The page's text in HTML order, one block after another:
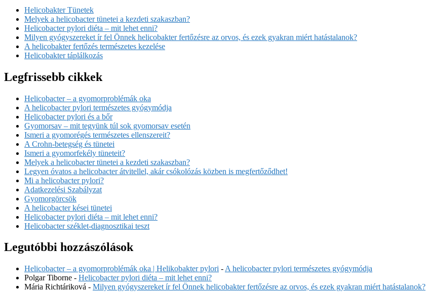
Helicobakter Tünetek
Melyek a helicobacter tünetei a kezdeti szakaszban?
Helicobacter pylori diéta – mit lehet enni?
Milyen gyógyszereket ír fel Önnek helicobakter fertőzésre az orvos, és ezek gyakran miért hatástalanok?
A helicobakter fertőzés természetes kezelése
Helicobakter táplálkozás
Legfrissebb cikkek
Helicobacter – a gyomorproblémák oka
A helicobacter pylori természetes gyógymódja
Helicobacter pylori és a bőr
Gyomorsav – mit tegyünk túl sok gyomorsav esetén
Ismeri a gyomorégés természetes ellenszereit?
A Crohn-betegség és tünetei
Ismeri a gyomorfekély tüneteit?
Melyek a helicobacter tünetei a kezdeti szakaszban?
Legyen óvatos a helicobacter átvitellel, akár csókolózás közben is megfertőződhet!
Mi a helicobacter pylori?
Adatkezelési Szabályzat
Gyomorgörcsök
A helicobacter kései tünetei
Helicobacter pylori diéta – mit lehet enni?
Helicobacter széklet-diagnosztikai teszt
Legutóbbi hozzászólások
Helicobacter – a gyomorproblémák oka | Helikobakter pylori - A helicobacter pylori természetes gyógymódja
Polgar Tiborne - Helicobacter pylori diéta – mit lehet enni?
Mária Richtáriková - Milyen gyógyszereket ír fel Önnek helicobakter fertőzésre az orvos, és ezek gyakran miért hatástalanok?